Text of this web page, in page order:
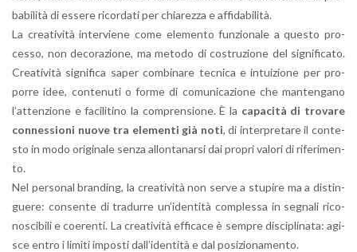
ba­bi­li­tà di es­se­re ri­cor­da­ti per chia­rez­za e af­fi­da­bi­li­tà.
La crea­ti­vi­tà in­ter­vie­ne come ele­men­to fun­zio­na­le a que­sto pro­
ces­so, non de­co­ra­zio­ne, ma me­to­do di co­stru­zio­ne del si­gni­fi­ca­to.
Crea­ti­vi­tà si­gni­fi­ca saper com­bi­na­re tec­ni­ca e in­tui­zio­ne per pro­
por­re idee, con­te­nu­ti o forme di co­mu­ni­ca­zio­ne che man­ten­ga­no
l’at­ten­zio­ne e fa­ci­li­ti­no la com­pren­sio­ne. È la ca­pa­ci­tà di tro­va­re
con­nes­sio­ni nuove tra ele­men­ti già noti, di in­ter­pre­ta­re il con­te­
sto in modo ori­gi­na­le senza al­lon­ta­nar­si dai pro­pri va­lo­ri di ri­fe­ri­men­
to.
Nel per­so­nal bran­ding, la crea­ti­vi­tà non serve a stu­pi­re ma a di­stin­
gue­re: con­sen­te di tra­dur­re un’i­den­ti­tà com­ples­sa in se­gna­li ri­co­
no­sci­bi­li e coe­ren­ti. La crea­ti­vi­tà ef­fi­ca­ce è sem­pre di­sci­pli­na­ta: agi­
sce entro i li­mi­ti im­po­sti dal­l’i­den­ti­tà e dal po­si­zio­na­men­to.